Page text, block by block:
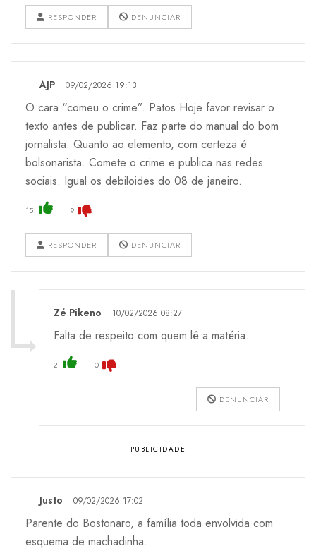
RESPONDER DENUNCIAR
AJP 09/02/2026 19:13
O cara “comeu o crime”. Patos Hoje favor revisar o
texto antes de publicar. Faz parte do manual do bom
jornalista. Quanto ao elemento, com certeza é
bolsonarista. Comete o crime e publica nas redes
sociais. Igual os debiloides do 08 de janeiro.
15 9
RESPONDER DENUNCIAR
Zé Pikeno 10/02/2026 08:27
Falta de respeito com quem lê a matéria.
2 0
DENUNCIAR
Justo 09/02/2026 17:02
Parente do Bostonaro, a família toda envolvida com
esquema de machadinha.